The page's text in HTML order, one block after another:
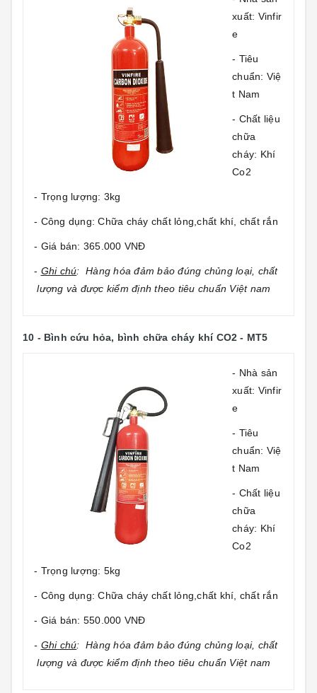
xuất: Vinfir
e
- Tiêu
chuẩn: Việ
t Nam
- Chất liệu
chữa
cháy: Khí
Co2
- Trọng lượng: 3kg
- Công dụng: Chữa cháy chất lỏng,chất khí, chất rắn
- Giá bán: 365.000 VNĐ
- Ghi chú: Hàng hóa đảm bảo đúng chủng loại, chất
lượng và được kiểm định theo tiêu chuẩn Việt nam
10 - Bình cứu hỏa, bình chữa cháy khí CO2 - MT5
- Nhà sản
xuất: Vinfir
e
- Tiêu
chuẩn: Việ
t Nam
- Chất liệu
chữa
cháy: Khí
Co2
- Trọng lượng: 5kg
- Công dụng: Chữa cháy chất lỏng,chất khí, chất rắn
- Giá bán: 550.000 VNĐ
- Ghi chú: Hàng hóa đảm bảo đúng chủng loại, chất
lượng và được kiểm định theo tiêu chuẩn Việt nam